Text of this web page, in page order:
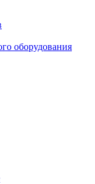
оборудования